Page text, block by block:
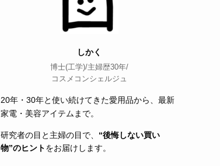
しかく
博士(工学)/主婦歴30年/
コスメコンシェルジュ
20年・30年と使い続けてきた愛用品から、最新
家電・美容アイテムまで。
研究者の目と主婦の目で、 “後悔しない買い
物”のヒントをお届けします。